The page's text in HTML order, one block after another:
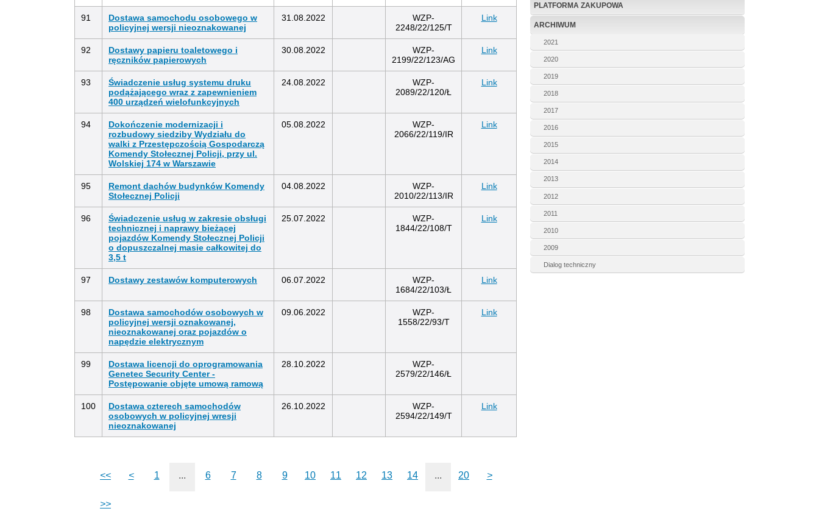
91
Dostawa samochodu osobowego w
policyjnej wersji nieoznakowanej
31.08.2022
WZP-
2248/22/125/T
Link
92
Dostawy papieru toaletowego i
ręczników papierowych
30.08.2022
WZP-
2199/22/123/AG
Link
93
Świadczenie usług systemu druku
podążającego wraz z zapewnieniem
400 urządzeń wielofunkcyjnych
24.08.2022
WZP-
2089/22/120/Ł
Link
94
Dokończenie modernizacji i
rozbudowy siedziby Wydziału do
walki z Przestępczością Gospodarczą
Komendy Stołecznej Policji, przy ul.
Wolskiej 174 w Warszawie
05.08.2022
WZP-
2066/22/119/IR
Link
95
Remont dachów budynków Komendy
Stołecznej Policji
04.08.2022
WZP-
2010/22/113/IR
Link
96
Świadczenie usług w zakresie obsługi
technicznej i naprawy bieżącej
pojazdów Komendy Stołecznej Policji
o dopuszczalnej masie całkowitej do
3,5 t
25.07.2022
WZP-
1844/22/108/T
Link
97 Dostawy zestawów komputerowych 06.07.2022
WZP-
1684/22/103/Ł
Link
98
Dostawa samochodów osobowych w
policyjnej wersji oznakowanej,
nieoznakowanej oraz pojazdów o
napędzie elektrycznym
09.06.2022
WZP-
1558/22/93/T
Link
99
Dostawa licencji do oprogramowania
Genetec Security Center -
Postępowanie objęte umową ramową
28.10.2022
WZP-
2579/22/146/Ł
100
Dostawa czterech samochodów
osobowych w policyjnej wresji
nieoznakowanej
26.10.2022
WZP-
2594/22/149/T
Link
<< < 1 ... 6 7 8 9 10 11 12 13 14 ... 20 >
>>
PLATFORMA ZAKUPOWA
ARCHIWUM
2021
2020
2019
2018
2017
2016
2015
2014
2013
2012
2011
2010
2009
Dialog techniczny